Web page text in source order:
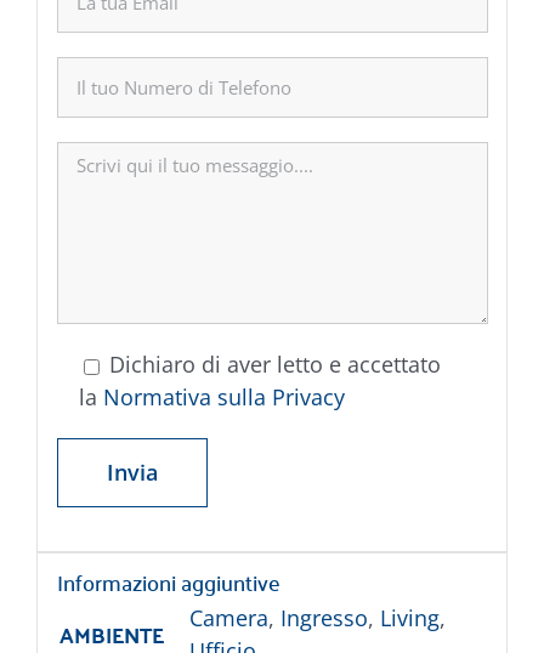
Dichiaro di aver letto e accettato
la Normativa sulla Privacy
Informazioni aggiuntive
AMBIENTE
Camera, Ingresso, Living,